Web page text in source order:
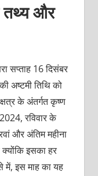
तथ्य और
सप्ताह 16 दिसंबर
अष्टमी तिथि को
के अंतर्गत कृष्ण
रविवार के
और अंतिम महीना
इसका हर
में, इस माह का यह